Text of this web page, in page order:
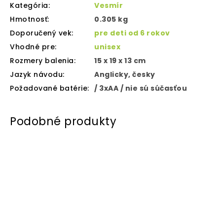
Kategória:
Vesmír
Hmotnosť:
0.305 kg
Doporučený vek:
pre deti od 6 rokov
Vhodné pre:
unisex
Rozmery balenia:
15 x 19 x 13 cm
Jazyk návodu:
Anglicky, česky
Požadované batérie: / 3xAA / nie sú súčasťou